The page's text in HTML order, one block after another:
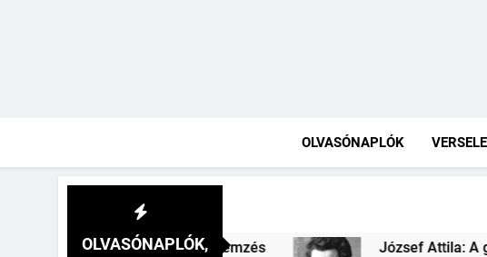
OLVASÓNAPLÓK
OLVASÓNAPLÓK,
József Attila: A gyerekszemű élet-tavon verselemzés